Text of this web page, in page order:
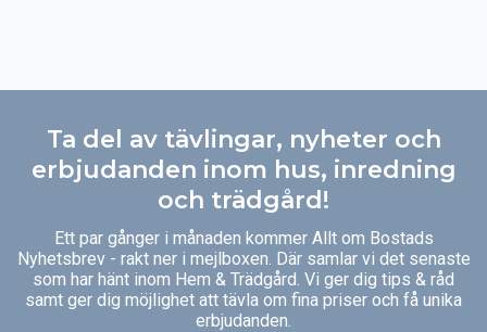
Ta del av tävlingar, nyheter och
erbjudanden inom hus, inredning
och trädgård!
Ett par gånger i månaden kommer Allt om Bostads
Nyhetsbrev - rakt ner i mejlboxen. Där samlar vi det senaste
som har hänt inom Hem & Trädgård. Vi ger dig tips & råd
samt ger dig möjlighet att tävla om fina priser och få unika
erbjudanden.